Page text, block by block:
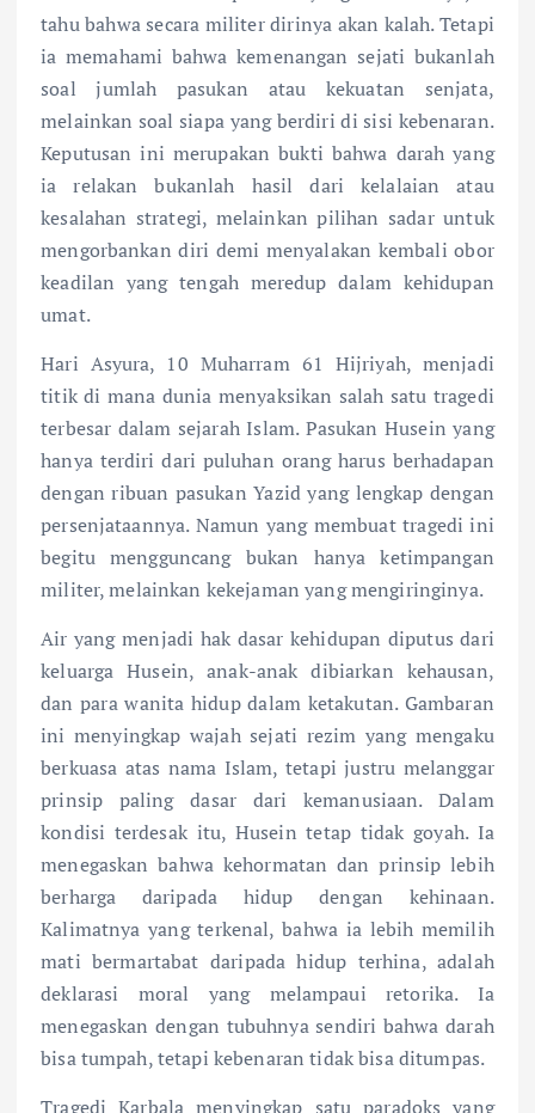
tahu bahwa secara militer dirinya akan kalah. Tetapi
ia memahami bahwa kemenangan sejati bukanlah
soal jumlah pasukan atau kekuatan senjata,
melainkan soal siapa yang berdiri di sisi kebenaran.
Keputusan ini merupakan bukti bahwa darah yang
ia relakan bukanlah hasil dari kelalaian atau
kesalahan strategi, melainkan pilihan sadar untuk
mengorbankan diri demi menyalakan kembali obor
keadilan yang tengah meredup dalam kehidupan
umat.
Hari Asyura, 10 Muharram 61 Hijriyah, menjadi
titik di mana dunia menyaksikan salah satu tragedi
terbesar dalam sejarah Islam. Pasukan Husein yang
hanya terdiri dari puluhan orang harus berhadapan
dengan ribuan pasukan Yazid yang lengkap dengan
persenjataannya. Namun yang membuat tragedi ini
begitu mengguncang bukan hanya ketimpangan
militer, melainkan kekejaman yang mengiringinya.
Air yang menjadi hak dasar kehidupan diputus dari
keluarga Husein, anak-anak dibiarkan kehausan,
dan para wanita hidup dalam ketakutan. Gambaran
ini menyingkap wajah sejati rezim yang mengaku
berkuasa atas nama Islam, tetapi justru melanggar
prinsip paling dasar dari kemanusiaan. Dalam
kondisi terdesak itu, Husein tetap tidak goyah. Ia
menegaskan bahwa kehormatan dan prinsip lebih
berharga daripada hidup dengan kehinaan.
Kalimatnya yang terkenal, bahwa ia lebih memilih
mati bermartabat daripada hidup terhina, adalah
deklarasi moral yang melampaui retorika. Ia
menegaskan dengan tubuhnya sendiri bahwa darah
bisa tumpah, tetapi kebenaran tidak bisa ditumpas.
Tragedi Karbala menyingkap satu paradoks yang